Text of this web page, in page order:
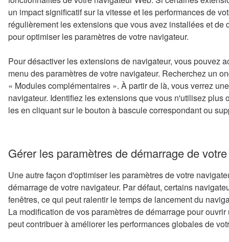
un impact significatif sur la vitesse et les performances de
régulièrement les extensions que vous avez installées et
pour optimiser les paramètres de votre navigateur.
Pour désactiver les extensions de navigateur, vous pouvez
menu des paramètres de votre navigateur. Recherchez un
« Modules complémentaires ». À partir de là, vous verrez
navigateur. Identifiez les extensions que vous n'utilisez
les en cliquant sur le bouton à bascule correspondant ou
Gérer les paramètres de démarrage de
Une autre façon d'optimiser les paramètres de votre
démarrage de votre navigateur. Par défaut, certains
fenêtres, ce qui peut ralentir le temps de lancement du
La modification de vos paramètres de démarrage pour
peut contribuer à améliorer les performances globales de